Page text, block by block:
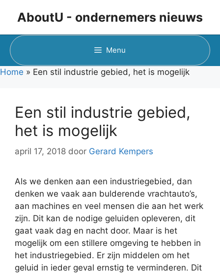
inhoud
AboutU - ondernemers nieuws
Menu
Home » Een stil industrie gebied, het is mogelijk
Een stil industrie gebied,
het is mogelijk
april 17, 2018 door Gerard Kempers
Als we denken aan een industriegebied, dan
denken we vaak aan bulderende vrachtauto’s,
aan machines en veel mensen die aan het werk
zijn. Dit kan de nodige geluiden opleveren, dit
gaat vaak dag en nacht door. Maar is het
mogelijk om een stillere omgeving te hebben in
het industriegebied. Er zijn middelen om het
geluid in ieder geval ernstig te verminderen. Dit